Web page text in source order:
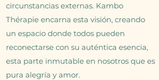
circunstancias externas. Kambo
Thérapie encarna esta visión, creando
un espacio donde todos pueden
reconectarse con su auténtica esencia,
esta parte inmutable en nosotros que es
pura alegría y amor.